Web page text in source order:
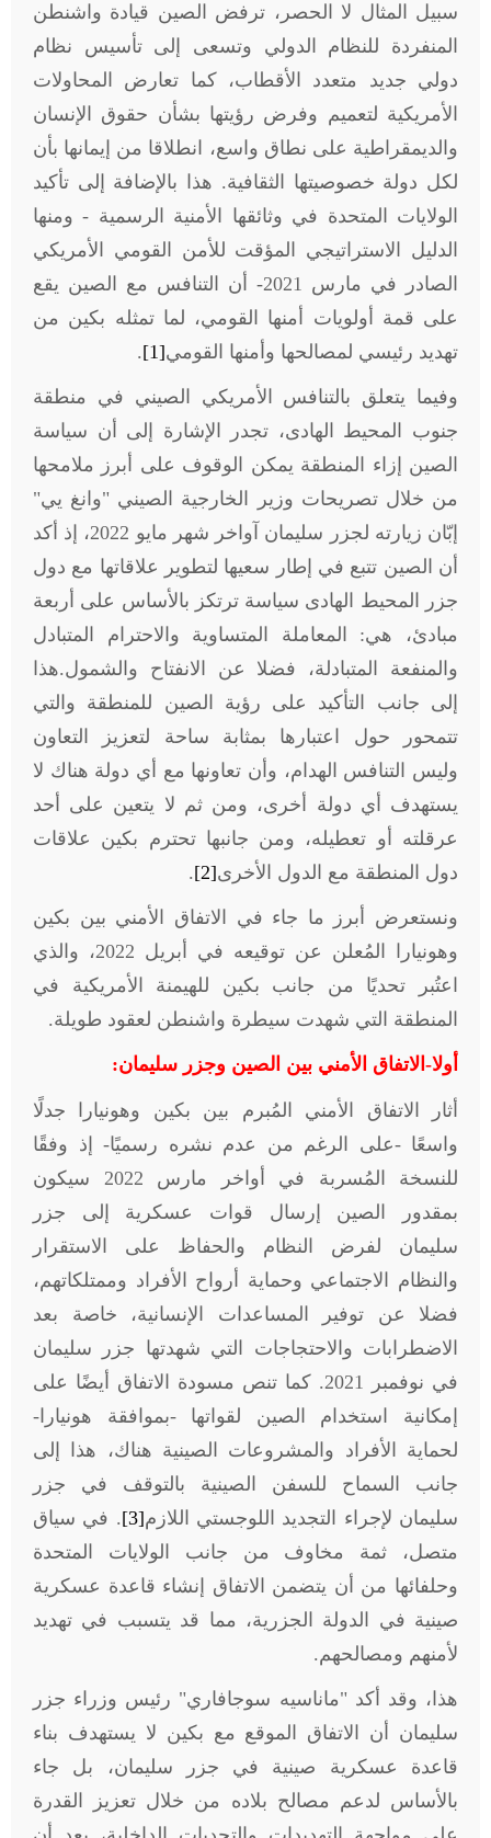
سبيل المثال لا الحصر، ترفض الصين قيادة واشنطن
المنفردة للنظام الدولي وتسعى إلى تأسيس نظام
دولي جديد متعدد الأقطاب، كما تعارض المحاولات
الأمريكية لتعميم وفرض رؤيتها بشأن حقوق الإنسان
والديمقراطية على نطاق واسع، انطلاقا من إيمانها بأن
لكل دولة خصوصيتها الثقافية. هذا بالإضافة إلى تأكيد
الولايات المتحدة في وثائقها الأمنية الرسمية - ومنها
الدليل الاستراتيجي المؤقت للأمن القومي الأمريكي
الصادر في مارس 2021- أن التنافس مع الصين يقع
على قمة أولويات أمنها القومي، لما تمثله بكين من
تهديد رئيسي لمصالحها وأمنها القومي[1]
.
وفيما يتعلق بالتنافس الأمريكي الصيني في منطقة
جنوب المحيط الهادى، تجدر الإشارة إلى أن سياسة
الصين إزاء المنطقة يمكن الوقوف على أبرز ملامحها
من خلال تصريحات وزير الخارجية الصيني "وانغ يي"
إبّان زيارته لجزر سليمان آواخر شهر مايو 2022، إذ أكد
أن الصين تتبع في إطار سعيها لتطوير علاقاتها مع دول
جزر المحيط الهادى سياسة ترتكز بالأساس على أربعة
مبادئ، هي: المعاملة المتساوية والاحترام المتبادل
والمنفعة المتبادلة، فضلا عن الانفتاح والشمول.هذا
إلى جانب التأكيد على رؤية الصين للمنطقة والتي
تتمحور حول اعتبارها بمثابة ساحة لتعزيز التعاون
وليس التنافس الهدام، وأن تعاونها مع أي دولة هناك لا
يستهدف أي دولة أخرى، ومن ثم لا يتعين على أحد
عرقلته أو تعطيله، ومن جانبها تحترم بكين علاقات
دول المنطقة مع الدول الأخرى[2]
.
ونستعرض أبرز ما جاء في الاتفاق الأمني بين بكين
وهونيارا المُعلن عن توقيعه في أبريل 2022، والذي
اعتُبر تحديًا من جانب بكين للهيمنة الأمريكية في
المنطقة التي شهدت سيطرة واشنطن لعقود طويلة.
أولا-الاتفاق الأمني بين الصين وجزر سليمان:
أثار الاتفاق الأمني المُبرم بين بكين وهونيارا جدلًا
واسعًا -على الرغم من عدم نشره رسميًا- إذ وفقًا
للنسخة المُسربة في أواخر مارس 2022 سيكون
بمقدور الصين إرسال قوات عسكرية إلى جزر
سليمان لفرض النظام والحفاظ على الاستقرار
والنظام الاجتماعي وحماية أرواح الأفراد وممتلكاتهم،
فضلا عن توفير المساعدات الإنسانية، خاصة بعد
الاضطرابات والاحتجاجات التي شهدتها جزر سليمان
في نوفمبر 2021. كما تنص مسودة الاتفاق أيضًا على
إمكانية استخدام الصين لقواتها -بموافقة هونيارا-
لحماية الأفراد والمشروعات الصينية هناك، هذا إلى
جانب السماح للسفن الصينية بالتوقف في جزر
سليمان لإجراء التجديد اللوجستي اللازم[3]. في سياق
متصل، ثمة مخاوف من جانب الولايات المتحدة
وحلفائها من أن يتضمن الاتفاق إنشاء قاعدة عسكرية
صينية في الدولة الجزرية، مما قد يتسبب في تهديد
لأمنهم ومصالحهم.
هذا، وقد أكد "ماناسيه سوجافاري" رئيس وزراء جزر
سليمان أن الاتفاق الموقع مع بكين لا يستهدف بناء
قاعدة عسكرية صينية في جزر سليمان، بل جاء
بالأساس لدعم مصالح بلاده من خلال تعزيز القدرة